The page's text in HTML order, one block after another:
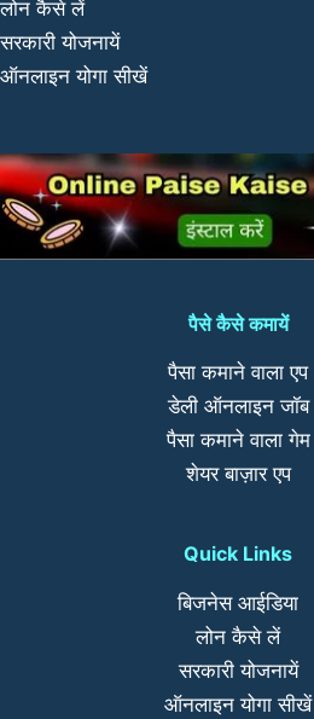
लोन कैसे लें
सरकारी योजनायें
ऑनलाइन योगा सीखें
पैसे कैसे कमायें
पैसा कमाने वाला एप
डेली ऑनलाइन जॉब
पैसा कमाने वाला गेम
शेयर बाज़ार एप
Quick Links
बिजनेस आईडिया
लोन कैसे लें
सरकारी योजनायें
ऑनलाइन योगा सीखें